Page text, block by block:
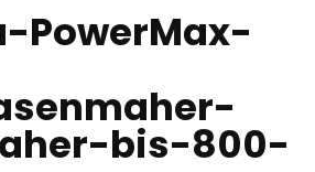
PowerMax-
bis-800-